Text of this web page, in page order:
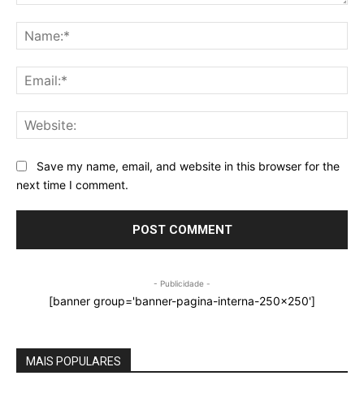
Save my name, email, and website in this browser for the
next time I comment.
- Publicidade -
[banner group='banner-pagina-interna-250x250']
MAIS POPULARES